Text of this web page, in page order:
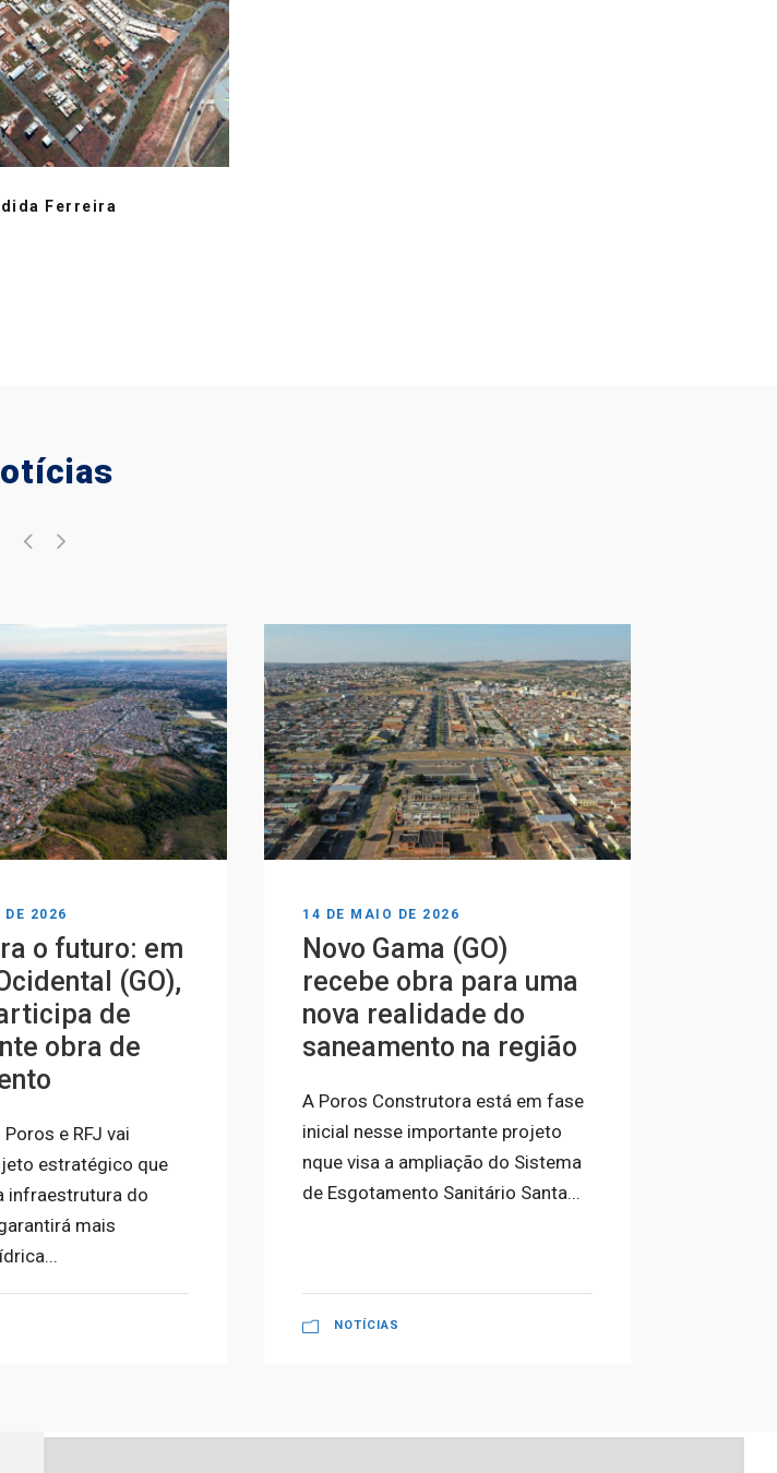
Ferreira
DE 2026
o futuro: em
(GO),
de
obra de
e RFJ vai
estratégico que
infraestrutura do
mais
14 DE MAIO DE 2026
Novo Gama (GO)
recebe obra para uma
nova realidade do
saneamento na região
A Poros Construtora está em fase
inicial nesse importante projeto
nque visa a ampliação do Sistema
de Esgotamento Sanitário Santa...
NOTÍCIAS